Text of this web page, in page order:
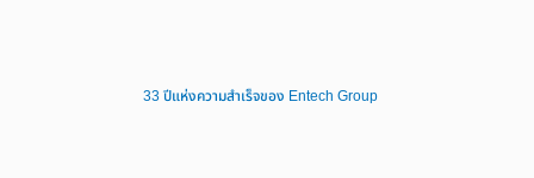
33 ปีแห่งความสำเร็จของ Entech Group